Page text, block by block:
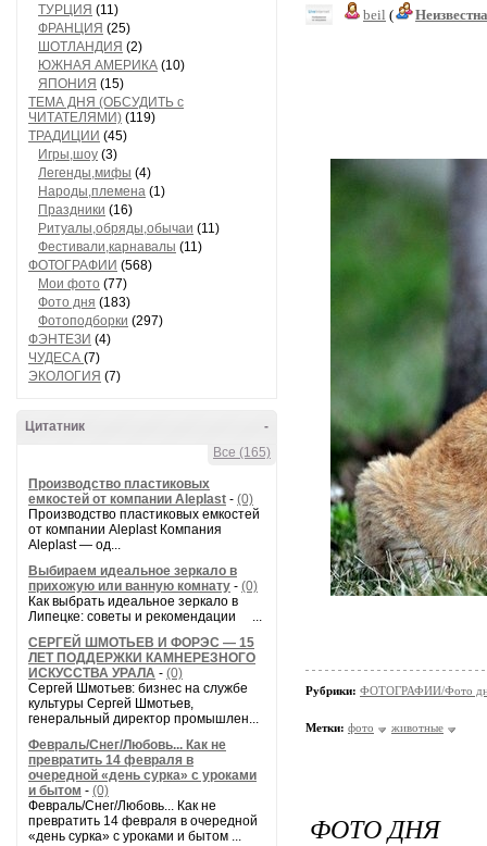
ТУРЦИЯ (11)
ФРАНЦИЯ (25)
ШОТЛАНДИЯ (2)
ЮЖНАЯ АМЕРИКА (10)
ЯПОНИЯ (15)
ТЕМА ДНЯ (ОБСУДИТЬ с
ЧИТАТЕЛЯМИ) (119)
ТРАДИЦИИ (45)
Игры,шоу (3)
Легенды,мифы (4)
Народы,племена (1)
Праздники (16)
Ритуалы,обряды,обычаи (11)
Фестивали,карнавалы (11)
ФОТОГРАФИИ (568)
Мои фото (77)
Фото дня (183)
Фотоподборки (297)
ФЭНТЕЗИ (4)
ЧУДЕСА (7)
ЭКОЛОГИЯ (7)
-
Цитатник
Все (165)
Производство пластиковых
емкостей от компании Aleplast - (0)
Производство пластиковых емкостей
от компании Aleplast Компания
Aleplast — од...
Выбираем идеальное зеркало в
прихожую или ванную комнату - (0)
Как выбрать идеальное зеркало в
Липецке: советы и рекомендации ...
СЕРГЕЙ ШМОТЬЕВ И ФОРЭС — 15
ЛЕТ ПОДДЕРЖКИ КАМНЕРЕЗНОГО
ИСКУССТВА УРАЛА - (0)
Сергей Шмотьев: бизнес на службе
культуры Сергей Шмотьев,
генеральный директор промышлен...
Февраль/Снег/Любовь... Как не
превратить 14 февраля в
очередной «день сурка» с уроками
и бытом - (0)
Февраль/Снег/Любовь... Как не
превратить 14 февраля в очередной
«день сурка» с уроками и бытом ...
beil (
Рубрики: ФОТОГРАФИИ/Фото
Метки: фото животные
ФОТО ДНЯ